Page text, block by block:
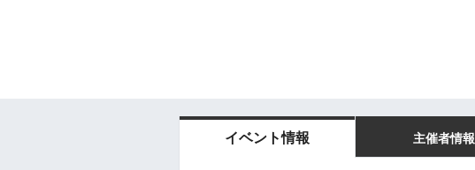
イベント情報 主催者情報